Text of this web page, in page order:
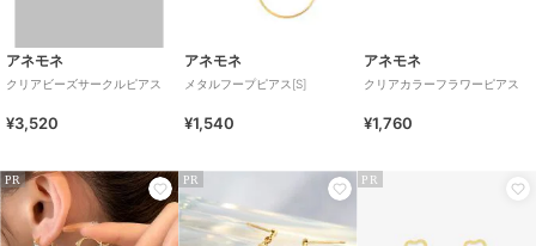
アネモネ
クリアビーズサークルピアス
¥3,520
アネモネ
メタルフープピアス[S]
¥1,540
アネモネ
クリアカラーフラワーピアス
¥1,760
PR PR PR